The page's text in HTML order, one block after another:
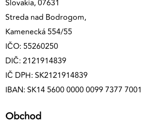
Slovakia, 07631
Streda nad Bodrogom,
Kamenecká 554/55
IČO: 55260250
DIČ: 2121914839
IČ DPH: SK2121914839
IBAN: SK14 5600 0000 0099 7377 7001
Obchod